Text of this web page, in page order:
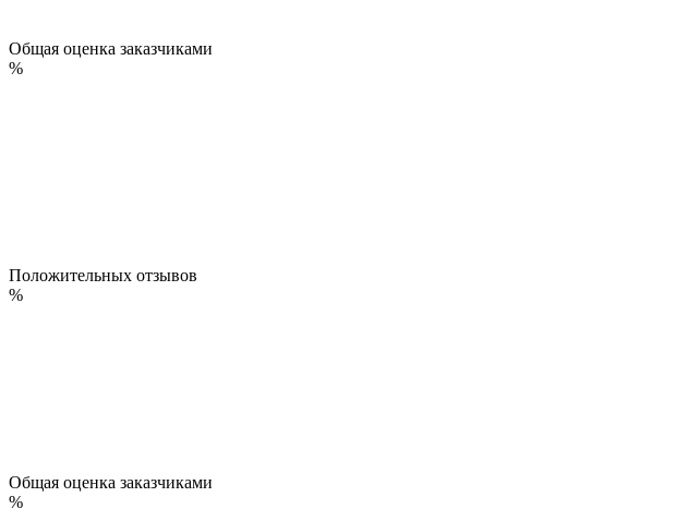
Общая оценка заказчиками
%
Положительных отзывов
%
Общая оценка заказчиками
%